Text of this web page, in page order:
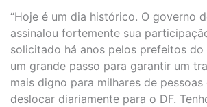
“Hoje é um dia histórico. O governo
assinalou fortemente sua
solicitado há anos pelos prefeitos do
um grande passo para garantir um
mais digno para milhares de
deslocar diariamente para o DF.